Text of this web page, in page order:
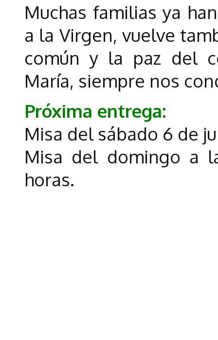
Muchas familias ya
a la Virgen, vuelve
común y la paz del
María, siempre nos
Próxima entrega:
Misa del sábado 6 de
Misa del domingo a
horas.